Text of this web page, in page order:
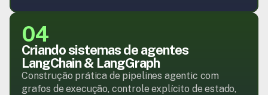
04
Criando sistemas de agentes
LangChain & LangGraph
Construção prática de pipelines agentic com
grafos de execução, controle explícito de estado,